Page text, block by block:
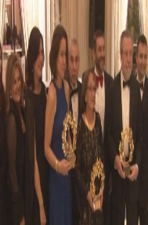
Ελλάδα
Διαφημίσεις –
Real Estate
Εμπόριο –
Ιατρικά-Medical
Ιστορικά Video
Θρησκευτικά
Επικαιρότητα –
Διασκέδαση –